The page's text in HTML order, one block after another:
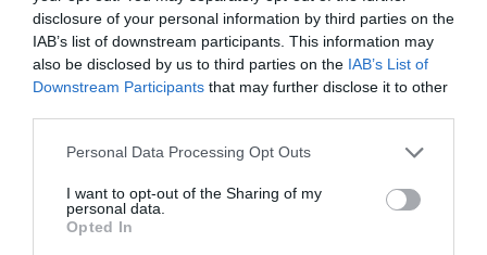
disclosure of your personal information by third parties on the
IAB’s list of downstream participants. This information may
also be disclosed by us to third parties on the IAB’s List of
Downstream Participants that may further disclose it to other
Personal Data Processing Opt Outs
I want to opt-out of the Sharing of my
personal data.
Opted In
sin garantías académicas y prácticas de convalidación, o
bien ‘despachan’ bajas sin pruebas diagnósticas. O,
también, las cursan tras el mero relato del absentista más
versado en la materia.
Más. Las mutuas carecen de especialistas médicos en
absentistas graduados sin la especialidad conclusa. Pagan
las bajas por delegación de la Seguridad Social (TGSS)